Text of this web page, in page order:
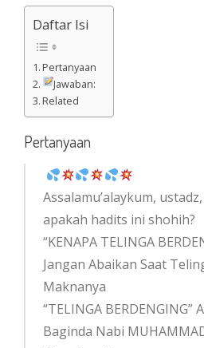
Daftar Isi
Pertanyaan
Jawaban:
Related
Pertanyaan
Assalamu’alaykum,
apakah hadits ini shohih?
“KENAPA TELINGA
Jangan Abaikan Saat
Maknanya
“TELINGA BERDENGING”
Baginda Nabi